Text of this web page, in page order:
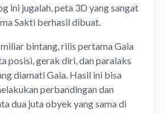
ini jugalah, peta 3D yang sangat
Sakti berhasil dibuat.
bintang, rilis pertama Gaia
posisi, gerak diri, dan paralaks
diamati Gaia. Hasil ini bisa
perbandingan dan
dua juta obyek yang sama di